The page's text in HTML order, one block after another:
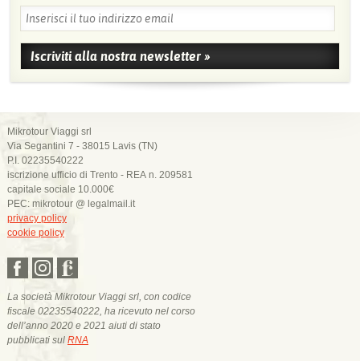
Mikrotour Viaggi srl
Via Segantini 7 - 38015 Lavis (TN)
P.I. 02235540222
iscrizione ufficio di Trento - REA n. 209581
capitale sociale 10.000€
PEC: mikrotour @ legalmail.it
privacy policy
cookie policy
La società Mikrotour Viaggi srl, con codice
fiscale 02235540222, ha ricevuto nel corso
dell’anno 2020 e 2021 aiuti di stato
pubblicati sul RNA